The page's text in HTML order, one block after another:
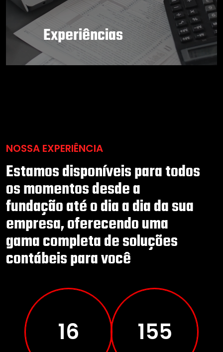
Experiências
NOSSA EXPERIÊNCIA
Estamos disponíveis para todos
os momentos desde a
fundação até o dia a dia da sua
empresa, oferecendo uma
gama completa de soluções
contábeis para você
27 274